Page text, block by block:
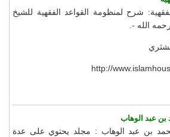
شرح لمنظومة القواعد الفقهية للشيخ
الله -.
http://
بن عبد الوهاب
بن عبد الوهاب : مجلد يحتوي على عدة